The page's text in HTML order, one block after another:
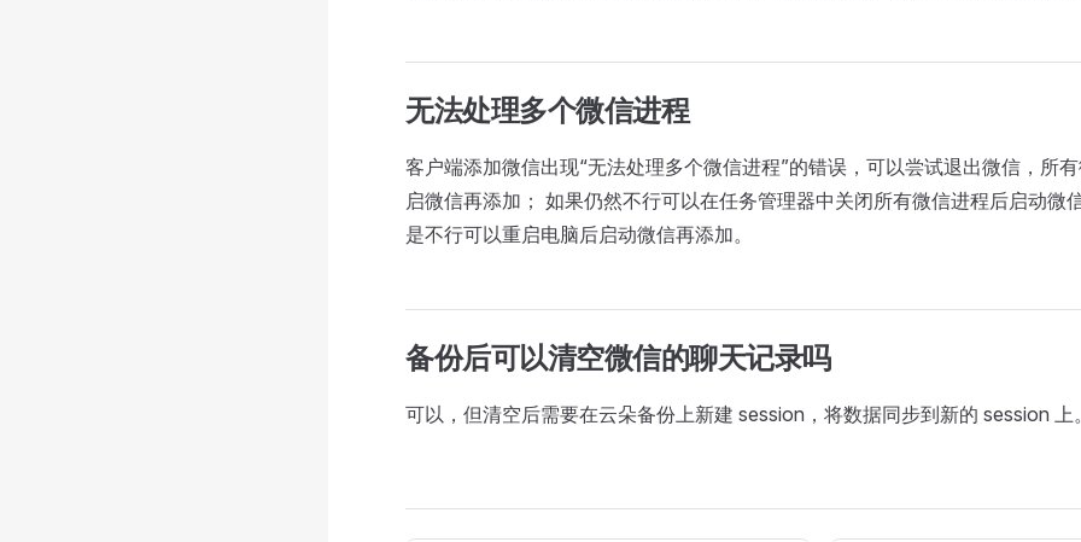
无法处理多个微信进程
客户端添加微信出现“无法处理多个微信进程”的错误，可以尝试退出微信，所
启微信再添加； 如果仍然不行可以在任务管理器中关闭所有微信进程后启动微
是不行可以重启电脑后启动微信再添加。
备份后可以清空微信的聊天记录吗
可以，但清空后需要在云朵备份上新建 session，将数据同步到新的 session 上